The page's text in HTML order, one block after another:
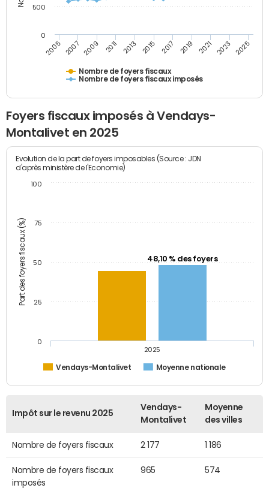
Nombre de foyers fiscaux
Nombre de foyers fiscaux imposés
2005 2007 2009 2011 2013 2015 2017 2019 2021 2023 2025
0
500
Foyers fiscaux imposés à Vendays-
Montalivet en 2025
Part des foyers fiscaux (%)
Evolution de la part de foyers imposables (Source : JDN
d'après ministère de l'Economie)
48,10 % des foyers
Vendays-Montalivet Moyenne nationale
2025
0
25
50
75
100
Impôt sur le revenu 2025
Vendays-
Montalivet
Moyenne
des villes
Nombre de foyers fiscaux 2 177 1 186
Nombre de foyers fiscaux
imposés
965 574